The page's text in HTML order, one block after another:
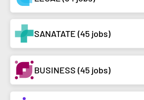
SANATATE (45 jobs)
BUSINESS (45 jobs)